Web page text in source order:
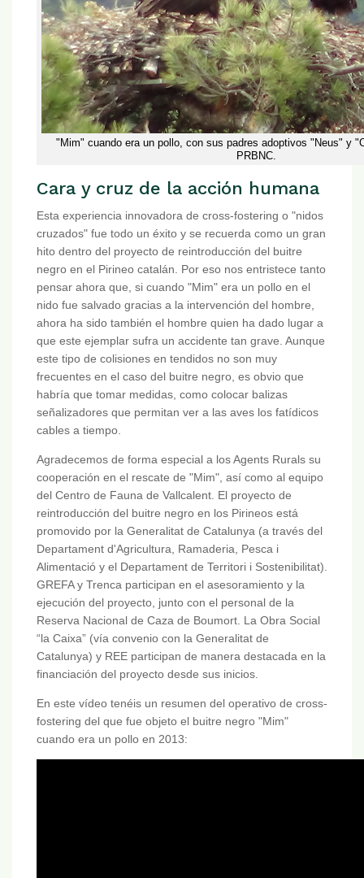
"Mim" cuando era un pollo, con sus padres adoptivos "Neus" y
PRBNC.
Cara y cruz de la acción humana
Esta experiencia innovadora de cross-fostering o "nidos
cruzados" fue todo un éxito y se recuerda como un gran
hito dentro del proyecto de reintroducción del buitre
negro en el Pirineo catalán. Por eso nos entristece tanto
pensar ahora que, si cuando "Mim" era un pollo en el
nido fue salvado gracias a la intervención del hombre,
ahora ha sido también el hombre quien ha dado lugar a
que este ejemplar sufra un accidente tan grave. Aunque
este tipo de colisiones en tendidos no son muy
frecuentes en el caso del buitre negro, es obvio que
habría que tomar medidas, como colocar balizas
señalizadores que permitan ver a las aves los fatídicos
cables a tiempo.
Agradecemos de forma especial a los Agents Rurals su
cooperación en el rescate de "Mim", así como al equipo
del Centro de Fauna de Vallcalent. El proyecto de
reintroducción del buitre negro en los Pirineos está
promovido por la Generalitat de Catalunya (a través del
Departament d'Agricultura, Ramaderia, Pesca i
Alimentació y el Departament de Territori i Sostenibilitat).
GREFA y Trenca participan en el asesoramiento y la
ejecución del proyecto, junto con el personal de la
Reserva Nacional de Caza de Boumort. La Obra Social
“la Caixa” (vía convenio con la Generalitat de
Catalunya) y REE participan de manera destacada en la
financiación del proyecto desde sus inicios.
En este vídeo tenéis un resumen del operativo de cross-
fostering del que fue objeto el buitre negro "Mim"
cuando era un pollo en 2013: